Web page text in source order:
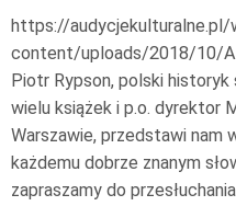
https://audycjekulturalne.pl/
content/uploads/2018/10/
Piotr Rypson, polski
wielu książek i p.o. dyrektor
Warszawie, przedstawi nam
każdemu dobrze znanym
zapraszamy do